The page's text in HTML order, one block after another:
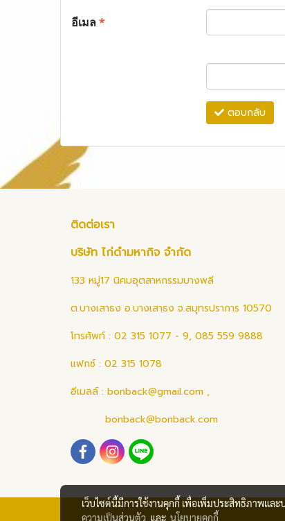
อีเมล*
ตอบกลับ
ติดต่อเรา
บริษัท ไก่ดำมหากิจ จำกัด
133 หมู่17 นิคมอุตสาหกรรมบางพลี
ต.บางเสาธง อ.บางเสาธง จ.สมุทรปราการ 10570
โทรศัพท์ : 02 315 1077 - 9, 085 559 9888
แฟกซ์ : 02 315 1078
อีเมลล์ : bonback@gmail.com ,
bonback@bonback.com
เว็บไซต์นี้มีการใช้งานคุกกี้ เพื่อเพิ่มประสิทธิภาพแล
ความเป็นส่วนตัว และ นโยบายคุกกี้